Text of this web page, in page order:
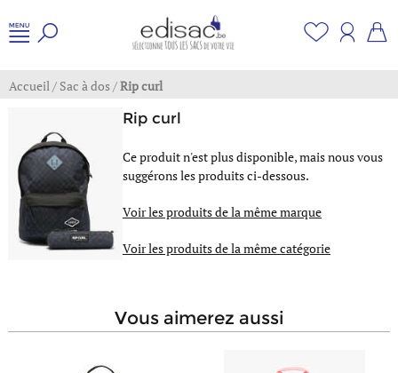
Accueil/ Sac à dos/Rip curl
Rip curl
Ce produit n'est plus disponible, mais nous vous
suggérons les produits ci-dessous.
Voir les produits de la même marque
Voir les produits de la même catégorie
vous aimerez aussi